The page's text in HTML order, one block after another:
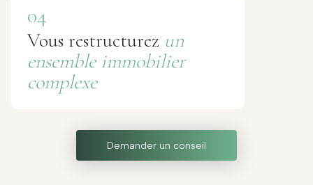
04
Vous restructurez un
ensemble immobilier
complexe
Demander un conseil